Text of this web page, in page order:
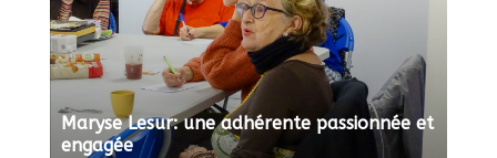
Maryse Lesur: une adhérente passionnée et
engagée